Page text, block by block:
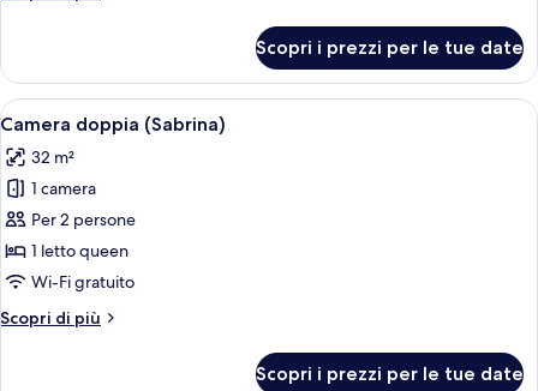
doppia
Scopri i prezzi per le tue date
Apri
tutte
le
foto
per
Camera
doppia
Camera d'albergo con un letto, una
10
Camera doppia (Sabrina)
32 m²
1 camera
Per 2 persone
1 letto queen
Wi-Fi gratuito
Scopri di più
Altri
Scopri i prezzi per le tue date